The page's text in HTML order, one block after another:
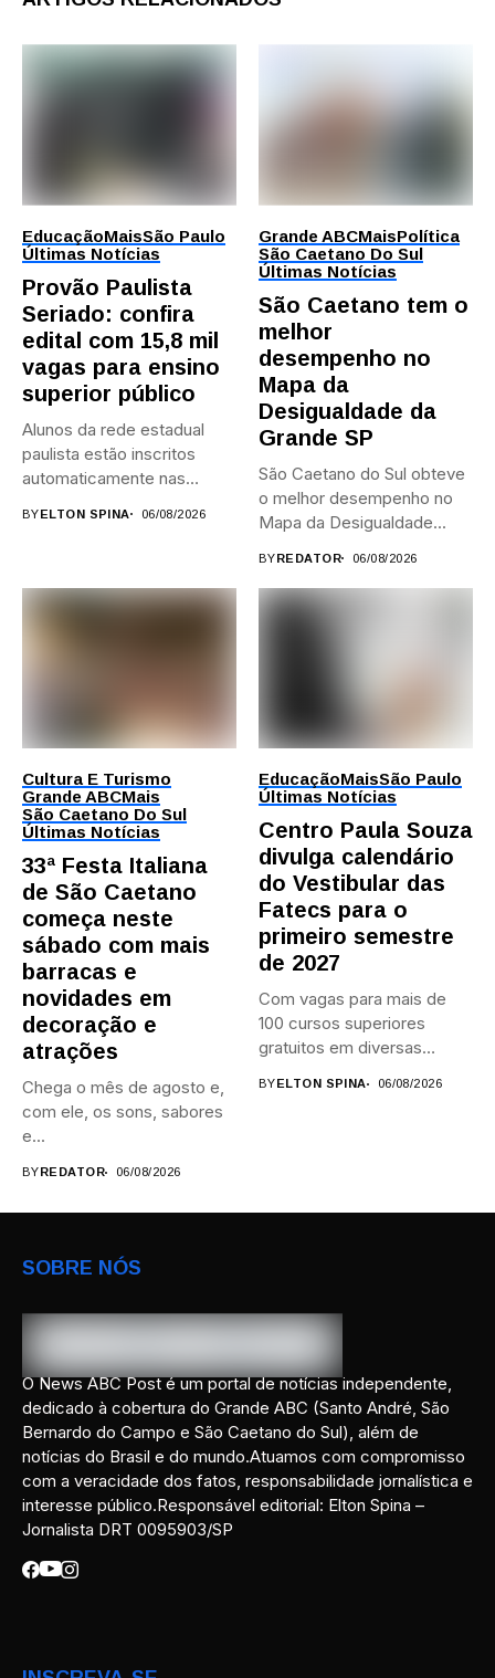
EducaçãoMaisSão Paulo
Últimas Notícias
Provão Paulista
Seriado: confira
edital com 15,8 mil
vagas para ensino
superior público
Alunos da rede estadual
paulista estão inscritos
automaticamente nas
BYELTON SPINA 06/08/2026
Grande ABCMaisPolítica
São Caetano Do Sul
Últimas Notícias
São Caetano tem o
melhor
desempenho no
Mapa da
Desigualdade da
Grande SP
São Caetano do Sul obteve
o melhor desempenho no
Mapa da Desigualdade...
BYREDATOR 06/08/2026
Cultura E Turismo
Grande ABCMais
São Caetano Do Sul
Últimas Notícias
33ª Festa Italiana
de São Caetano
começa neste
sábado com mais
barracas e
novidades em
decoração e
atrações
Chega o mês de agosto e,
com ele, os sons, sabores
e...
BYREDATOR 06/08/2026
EducaçãoMaisSão Paulo
Últimas Notícias
Centro Paula Souza
divulga calendário
do Vestibular das
Fatecs para o
primeiro semestre
de 2027
Com vagas para mais de
100 cursos superiores
gratuitos em diversas
BYELTON SPINA 06/08/2026
SOBRE NÓS
O News ABC Post é um portal de notícias independente,
dedicado à cobertura do Grande ABC (Santo André, São
Bernardo do Campo e São Caetano do Sul), além de
notícias do Brasil e do mundo.Atuamos com compromisso
com a veracidade dos fatos, responsabilidade jornalística e
interesse público.Responsável editorial: Elton Spina –
Jornalista DRT 0095903/SP